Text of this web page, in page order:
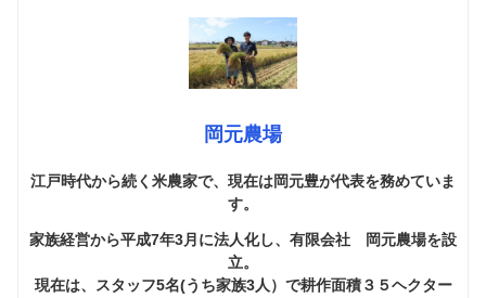
岡元農場
江戸時代から続く米農家で、現在は岡元豊が代表を務めていま
す。
家族経営から平成7年3月に法人化し、有限会社 岡元農場を設
立。
現在は、スタッフ5名(うち家族3人）で耕作面積３５ヘクター